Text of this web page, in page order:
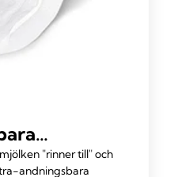
"rinner till" och
andningsbara